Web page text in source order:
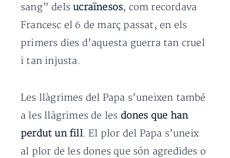
sang” dels ucraïnesos, com recordava
Francesc el 6 de març passat, en els
primers dies d’aquesta guerra tan cruel
i tan injusta.
Les llàgrimes del Papa s’uneixen també
a les llàgrimes de les dones que han
perdut un fill. El plor del Papa s’uneix
al plor de les dones que són agredides o